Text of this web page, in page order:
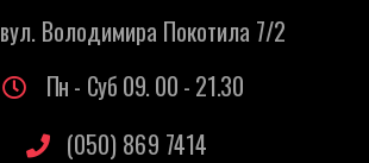
вул. Володимира Покотила 7/2
Пн - Суб 09. 00 - 21.30
(050) 869 7414